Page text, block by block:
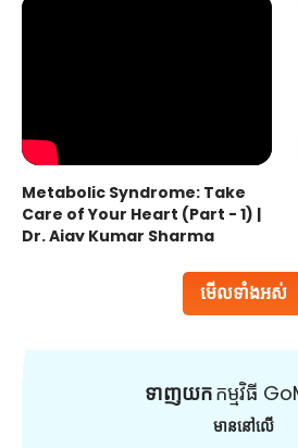
មើលទាំងអស់
Metabolic Syndrome: Take
Care of Your Heart (Part - 1) |
Dr. Ajay Kumar Sharma
ទាញយកកម្មវិធី
មាននៅលើ